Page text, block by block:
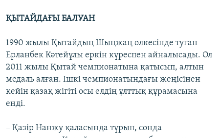
ҚЫТАЙДАҒЫ БАЛУАН
1990 жылы Қытайдың Шыңжаң өлкесінде туған
Ерланбек Кәтейұлы еркін күреспен айналысады. Ол
2011 жылы Қытай чемпионатына қатысып, алтын
медаль алған. Ішкі чемпионатындағы жеңісінен
кейін қазақ жігіті осы елдің ұлттық құрамасына
енді.
– Қазір Нанжу қаласында тұрып, сонда